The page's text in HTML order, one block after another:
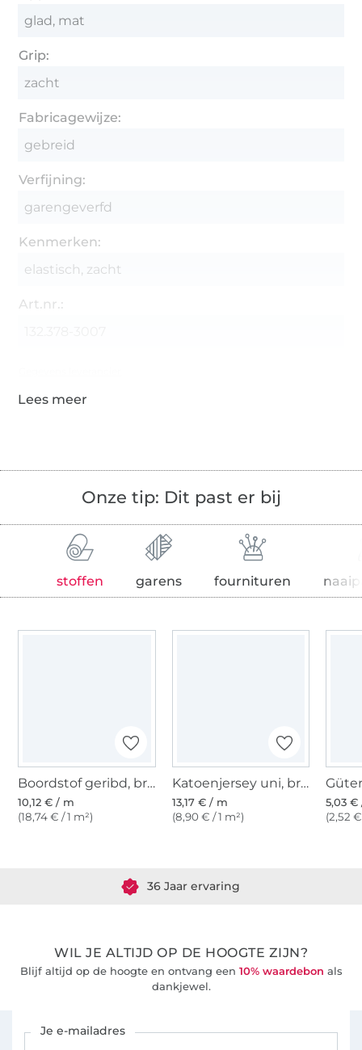
glad, mat
Grip:
zacht
Fabricagewijze:
gebreid
Verfijning:
garengeverfd
Kenmerken:
elastisch, zacht
Art.nr.:
Onze tip: Dit past er bij
stoffen garens fournituren
Boordstof geribd, bruin gemêleerd
10,12 € / m
(18,74 € / 1 m²)
Katoenjersey uni, bruin gemêleerd
13,17 € / m
(8,90 € / 1 m²)
5,03
(2,52
36 Jaar ervaring
WIL JE ALTIJD OP DE HOOGTE ZIJN?
Blijf altijd op de hoogte en ontvang een 10% waardebon als
dankjewel.
Je e-mailadres